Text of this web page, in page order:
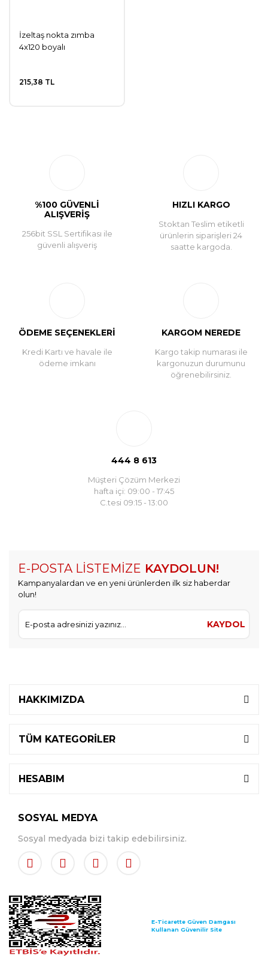
İzeltaş nokta zımba
4x120 boyalı
215,38 TL
%100 GÜVENLİ
ALIŞVERİŞ
256bit SSL Sertifikası ile
güvenli alışveriş
HIZLI KARGO
Stoktan Teslim etiketli
ürünlerin siparişleri 24
saatte kargoda.
ÖDEME SEÇENEKLERİ
Kredi Kartı ve havale ile
ödeme imkanı
KARGOM NEREDE
Kargo takip numarası ile
kargonuzun durumunu
öğrenebilirsiniz.
444 8 613
Müşteri Çözüm Merkezi
hafta içi: 09:00 - 17:45
C.tesi 09:15 - 13:00
E-POSTA LİSTEMİZE KAYDOLUN!
Kampanyalardan ve en yeni ürünlerden ilk siz haberdar
olun!
KAYDOL
HAKKIMIZDA
TÜM KATEGORİLER
HESABIM
SOSYAL MEDYA
Sosyal medyada bizi takip edebilirsiniz.
E-Ticarette Güven Damgası
Kullanan Güvenilir Site